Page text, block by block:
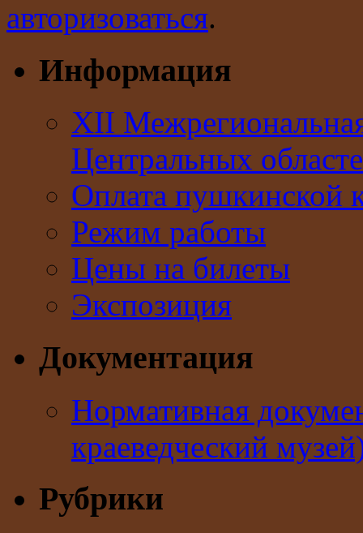
авторизоваться.
Информация
XII
Центральных
Оплата пушкинской
Режим работы
Цены на билеты
Экспозиция
Документация
Нормативная
краеведческий
Рубрики